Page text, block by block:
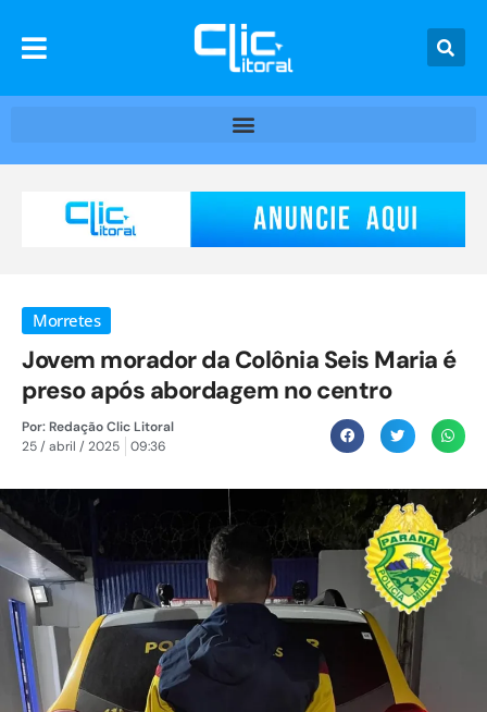
Morretes
Jovem morador da Colônia Seis Maria é
preso após abordagem no centro
Por:Redação Clic Litoral
25 / abril / 2025
09:36